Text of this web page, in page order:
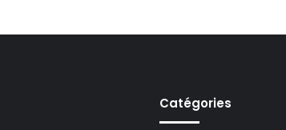
Catégories